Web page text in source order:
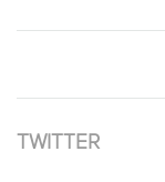
TWITTER